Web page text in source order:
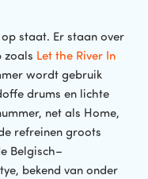
staat. Er staan over
zoals Let the River In
wordt gebruik
drums en lichte
net als Home,
refreinen groots
Belgisch–
bekend van onder